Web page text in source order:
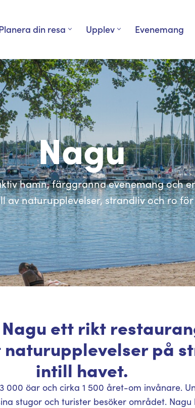
din resa Upplev Evenemang
Nagu
hamn, färggranna evenemang och
av naturupplevelser, strandliv och ro för
ett rikt
på
intill havet.
000 öar och cirka 1 500 året-om invånare.
stugor och turister besöker området.